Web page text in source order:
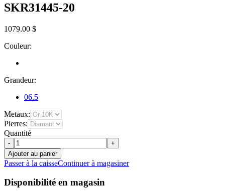
SKR31445-20
1079.00 $
Couleur:
Grandeur:
06.5
Metaux:
Pierres:
Quantité
-
+
Ajouter au panier
Passer à la caisseContinuer à magasiner
Disponibilité en magasin